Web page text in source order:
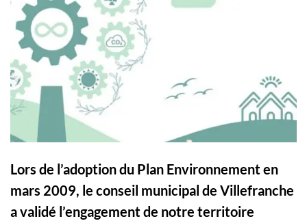
Lors de l’adoption du Plan Environnement en
mars 2009, le conseil municipal de Villefranche
a validé l’engagement de notre territoire